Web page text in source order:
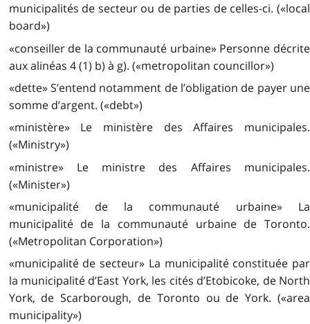
municipalités de secteur ou de parties de celles-ci. («local
board»)
«conseiller de la communauté urbaine» Personne décrite
aux alinéas 4 (1) b) à g). («metropolitan councillor»)
«dette» S’entend notamment de l’obligation de payer une
somme d’argent. («debt»)
«ministère» Le ministère des Affaires municipales.
(«Ministry»)
«ministre» Le ministre des Affaires municipales.
(«Minister»)
«municipalité de la communauté urbaine» La
municipalité de la communauté urbaine de Toronto.
(«Metropolitan Corporation»)
«municipalité de secteur» La municipalité constituée par
la municipalité d’East York, les cités d’Etobicoke, de North
York, de Scarborough, de Toronto ou de York. («area
municipality»)